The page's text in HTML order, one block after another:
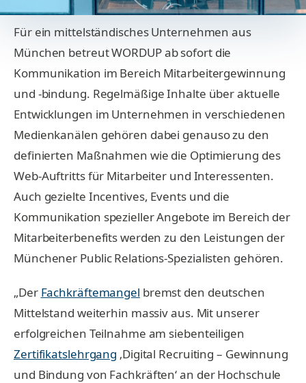
Für ein mittelständisches Unternehmen aus
München betreut WORDUP ab sofort die
Kommunikation im Bereich Mitarbeitergewinnung
und -bindung. Regelmäßige Inhalte über aktuelle
Entwicklungen im Unternehmen in verschiedenen
Medienkanälen gehören dabei genauso zu den
definierten Maßnahmen wie die Optimierung des
Web-Auftritts für Mitarbeiter und Interessenten.
Auch gezielte Incentives, Events und die
Kommunikation spezieller Angebote im Bereich der
Mitarbeiterbenefits werden zu den Leistungen der
Münchener Public Relations-Spezialisten gehören.
„Der Fachkräftemangel bremst den deutschen
Mittelstand weiterhin massiv aus. Mit unserer
erfolgreichen Teilnahme am siebenteiligen
Zertifikatslehrgang ‚Digital Recruiting – Gewinnung
und Bindung von Fachkräften‘ an der Hochschule